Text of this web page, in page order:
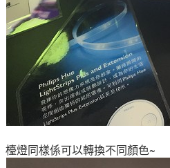
檯燈同樣係可以轉換不同顏色~